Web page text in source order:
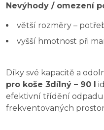
Nevýhody / omezení
větší rozměry –
vyšší hmotnost při
Díky své kapacitě a
pro koše 3dílný – 90 l
efektivní třídění odpadu
frekventovaných